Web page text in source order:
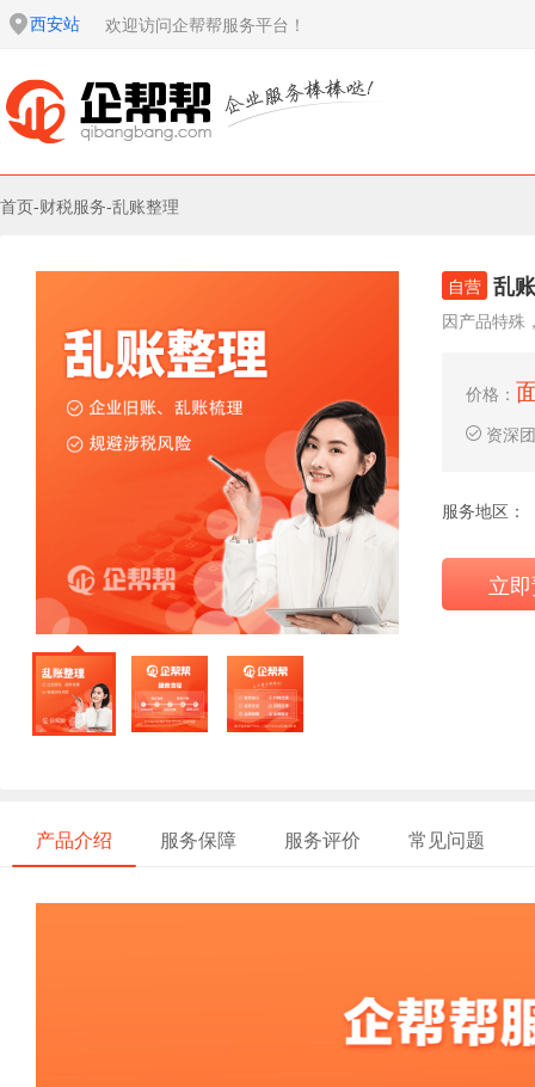
西安站 欢迎访问企帮帮服务平台！
首页-财税服务-乱账整理
自营 乱
因产品特殊
价格：
资深
服务地区：
立
产品介绍 服务保障 服务评价 常见问题